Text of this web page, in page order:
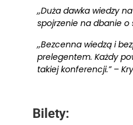
,,Duża dawka wiedzy
spojrzenie na dbanie o
,,Bezcenna wiedzą i
prelegentem. Każdy
takiej konferencji.” –
Bilety: